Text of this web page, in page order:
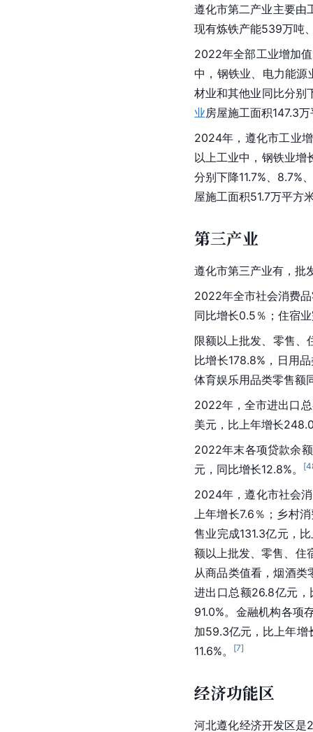
遵化市第二产业主要由
现有炼铁产能539万吨
2022年全部工业增加
中，钢铁业、电力能源
材业和其他业同比分别
业房屋施工面积147.3
2024年，遵化市工业
以上工业中，钢铁业增
分别下降11.7%、8.7%
屋施工面积51.7万平方
第三产业
遵化市第三产业有，批
2022年全市社会消费
同比增长0.5％；住宿
限额以上批发、零售、
比增长178.8%，日用
体育娱乐用品类零售额
2022年，全市进出口
美元，比上年增长
2022年末各项贷款余
元，同比增长12.8%。
[
2024年，遵化市社会
上年增长7.6％；乡村
售业完成131.3亿元，
额以上批发、零售、住
从商品类值看，烟酒类
进出口总额26.8亿元
91.0%。金融机构各项
加59.3亿元，比上年增
11.6%。
[7]
经济功能区
河北遵化经济开发区是